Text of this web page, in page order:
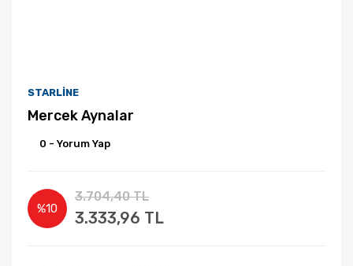
STARLİNE
Mercek Aynalar
0 - Yorum Yap
%10
3.704,40 TL
3.333,96 TL